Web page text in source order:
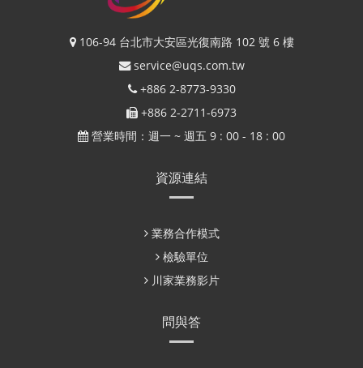
106-94 台北市大安區光復南路 102 號 6 樓
service@uqs.com.tw
+886 2-8773-9330
+886 2-2711-6973
營業時間：週一 ~ 週五 9 : 00 - 18 : 00
資源連結
業務合作模式
檢驗單位
川家業務影片
問與答